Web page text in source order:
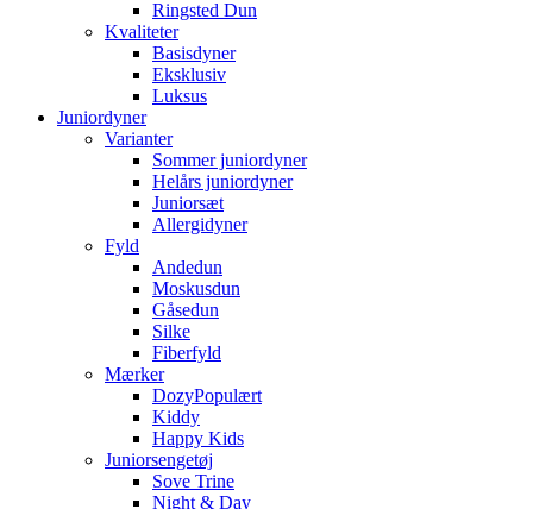
Ringsted Dun
Kvaliteter
Basisdyner
Eksklusiv
Luksus
Juniordyner
Varianter
Sommer juniordyner
Helårs juniordyner
Juniorsæt
Allergidyner
Fyld
Andedun
Moskusdun
Gåsedun
Silke
Fiberfyld
Mærker
Dozy
Kiddy
Happy Kids
Juniorsengetøj
Sove Trine
Night & Day